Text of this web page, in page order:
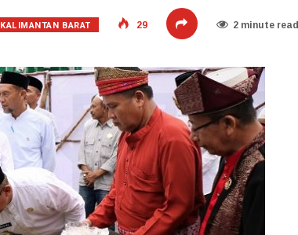
KALIMANTAN BARAT 29 2 minute read